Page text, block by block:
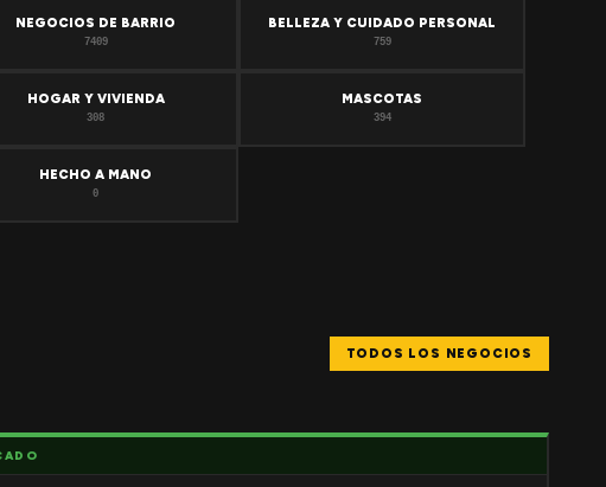
NEGOCIOS DE BARRIO
7409
BELLEZA Y CUIDADO PERSONAL
759
HOGAR Y VIVIENDA
308
MASCOTAS
394
HECHO A MANO
0
TODOS LOS NEGOCIOS